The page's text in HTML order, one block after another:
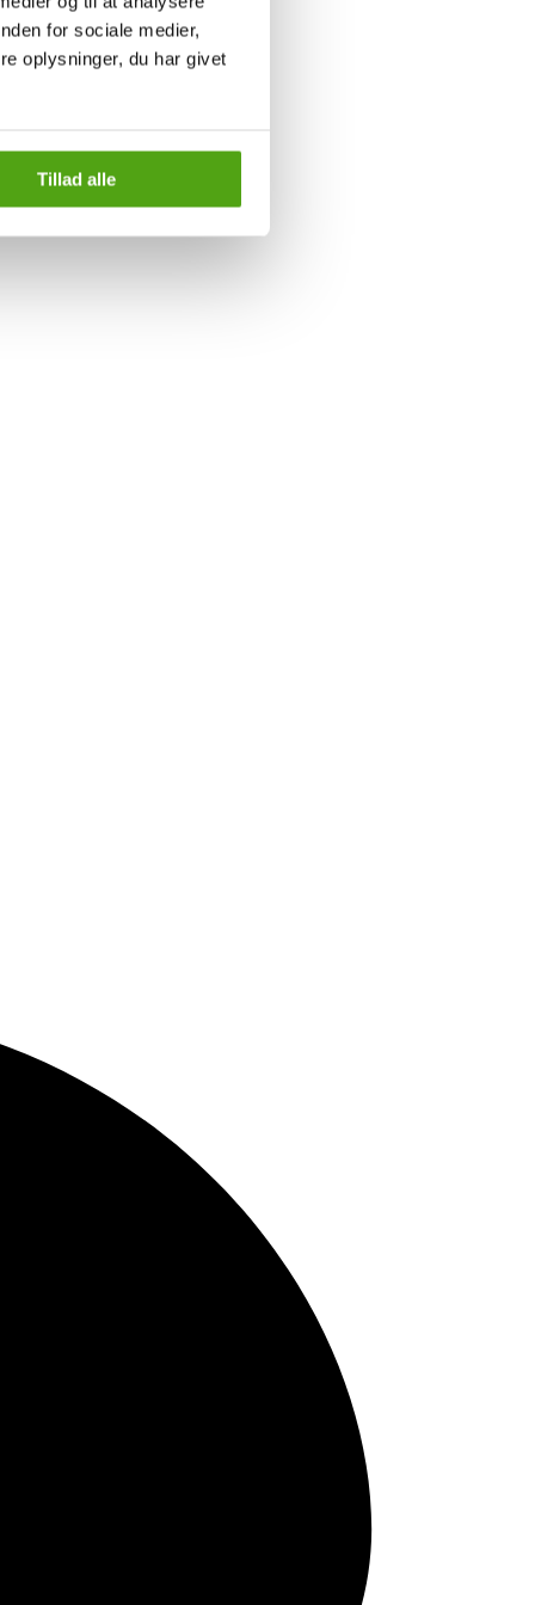
for sociale medier,
oplysninger, du har givet
Tillad alle